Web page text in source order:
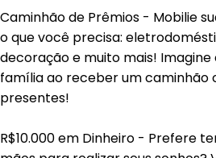
Caminhão de Prêmios - Mobilie
o que você precisa:
decoração e muito mais! Imagine
família ao receber um caminhão
presentes!
R$10.000 em Dinheiro - Prefere